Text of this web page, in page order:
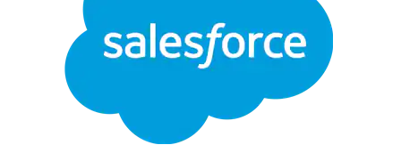
Philanthropische Forschung ist die Grundlage
Motivationen, Werte, Kapazitäten und
Die Lightning-Anwendung "Philanthropic
Kundenvorgänge zu verwalten, Rohindikatoren
von Spendern auf einen Blick zu untersuchen.